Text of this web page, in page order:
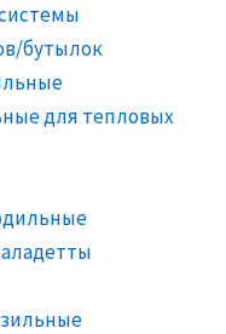
бутылок
для тепловых